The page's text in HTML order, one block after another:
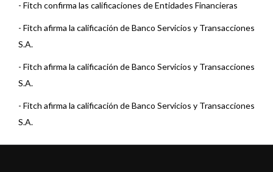
- Fitch confirma las calificaciones de Entidades Financieras
- Fitch afirma la calificación de Banco Servicios y Transacciones
S.A.
- Fitch afirma la calificación de Banco Servicios y Transacciones
S.A.
- Fitch afirma la calificación de Banco Servicios y Transacciones
S.A.
-Fitch afirma la calificación de Banco Servicios y Transacciones